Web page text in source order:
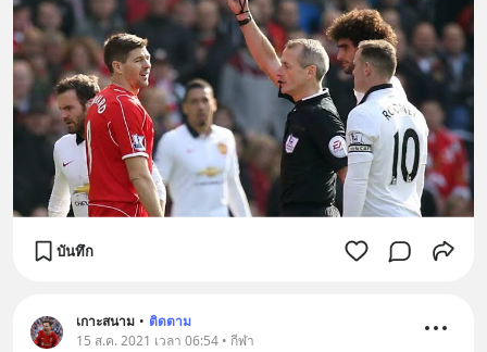
บันทึก
เกาะสนาม • ติดตาม
15 ส.ค. 2021 เวลา 06:54 • กีฬา